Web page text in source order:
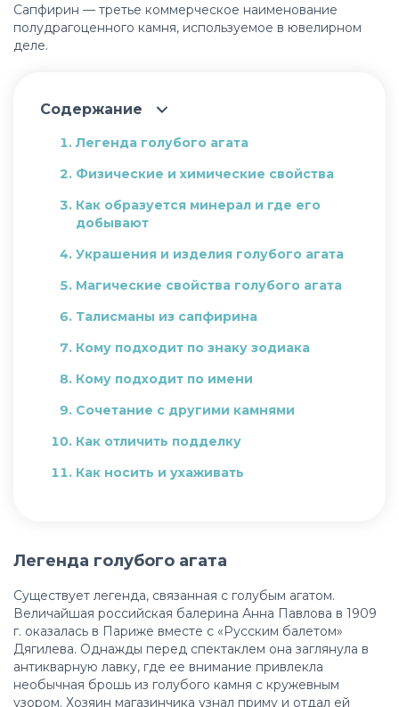
Сапфирин — третье коммерческое наименование
полудрагоценного камня, используемое в ювелирном
деле.
Содержание
Легенда голубого агата
Физические и химические свойства
Как образуется минерал и где его
добывают
Украшения и изделия голубого агата
Магические свойства голубого агата
Талисманы из сапфирина
Кому подходит по знаку зодиака
Кому подходит по имени
Сочетание с другими камнями
Как отличить подделку
Как носить и ухаживать
Легенда голубого агата
Существует легенда, связанная с голубым агатом.
Величайшая российская балерина Анна Павлова в 1909
г. оказалась в Париже вместе с «Русским балетом»
Дягилева. Однажды перед спектаклем она заглянула в
антикварную лавку, где ее внимание привлекла
необычная брошь из голубого камня с кружевным
узором. Хозяин магазинчика узнал приму и отдал ей